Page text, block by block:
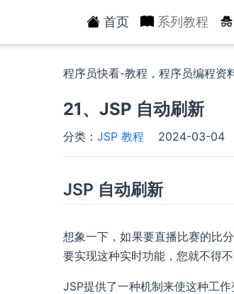
首页 系列教程
程序员快看-教程，程序员编程资
21、JSP 自动刷新
分类： JSP 教程 2024-03-04
JSP 自动刷新
想象一下，如果要直播比赛的比
要实现这种实时功能，您就不得不
JSP提供了一种机制来使这种工